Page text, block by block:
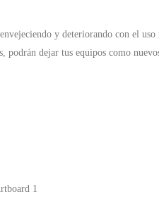
y deteriorando con el
dejar tus equipos como